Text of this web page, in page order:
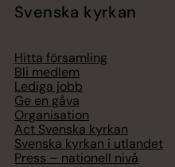
Svenska kyrkan
Hitta församling
Bli medlem
Lediga jobb
Ge en gåva
Organisation
Act Svenska kyrkan
Svenska kyrkan i utlandet
Press – nationell nivå